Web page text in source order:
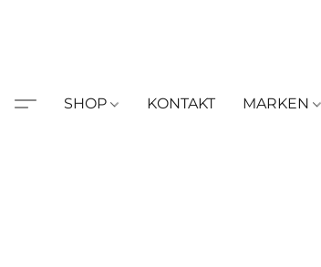
SHOP KONTAKT MARKEN